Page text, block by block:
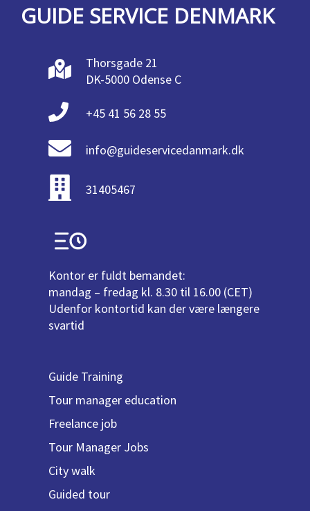
GUIDE SERVICE DENMARK
Thorsgade 21
DK-5000 Odense C
+45 41 56 28 55
info@guideservicedanmark.dk
31405467
Kontor er fuldt bemandet:
mandag – fredag kl. 8.30 til 16.00 (CET)
Udenfor kontortid kan der være længere
svartid
Guide Training
Tour manager education
Freelance job
Tour Manager Jobs
City walk
Guided tour